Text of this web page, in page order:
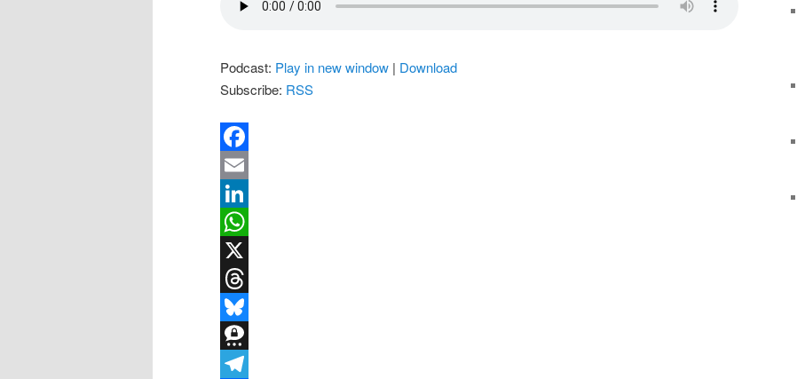
Podcast: Play in new window | Download
Subscribe: RSS
Facebook
Email
LinkedIn
WhatsApp
X
Threads
Bluesky
Threema